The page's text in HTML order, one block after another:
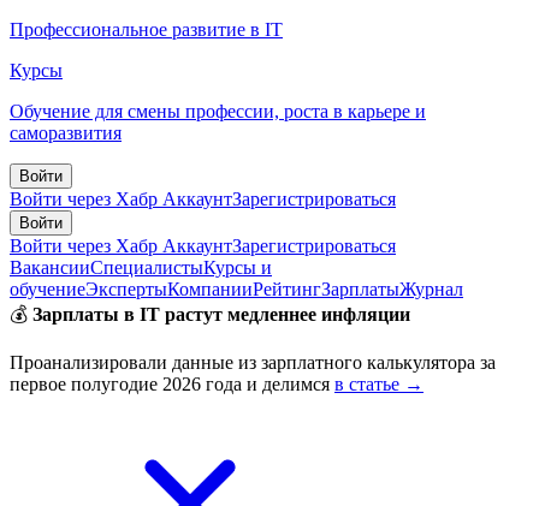
Профессиональное развитие в IT
Курсы
Обучение для смены профессии, роста в карьере и
саморазвития
Войти
Войти через Хабр АккаунтЗарегистрироваться
Войти
Войти через Хабр АккаунтЗарегистрироваться
ВакансииСпециалистыКурсы и
обучениеЭкспертыКомпанииРейтингЗарплатыЖурнал
💰 Зарплаты в IT растут медленнее инфляции
Проанализировали данные из зарплатного калькулятора за
первое полугодие 2026 года и делимся в статье →